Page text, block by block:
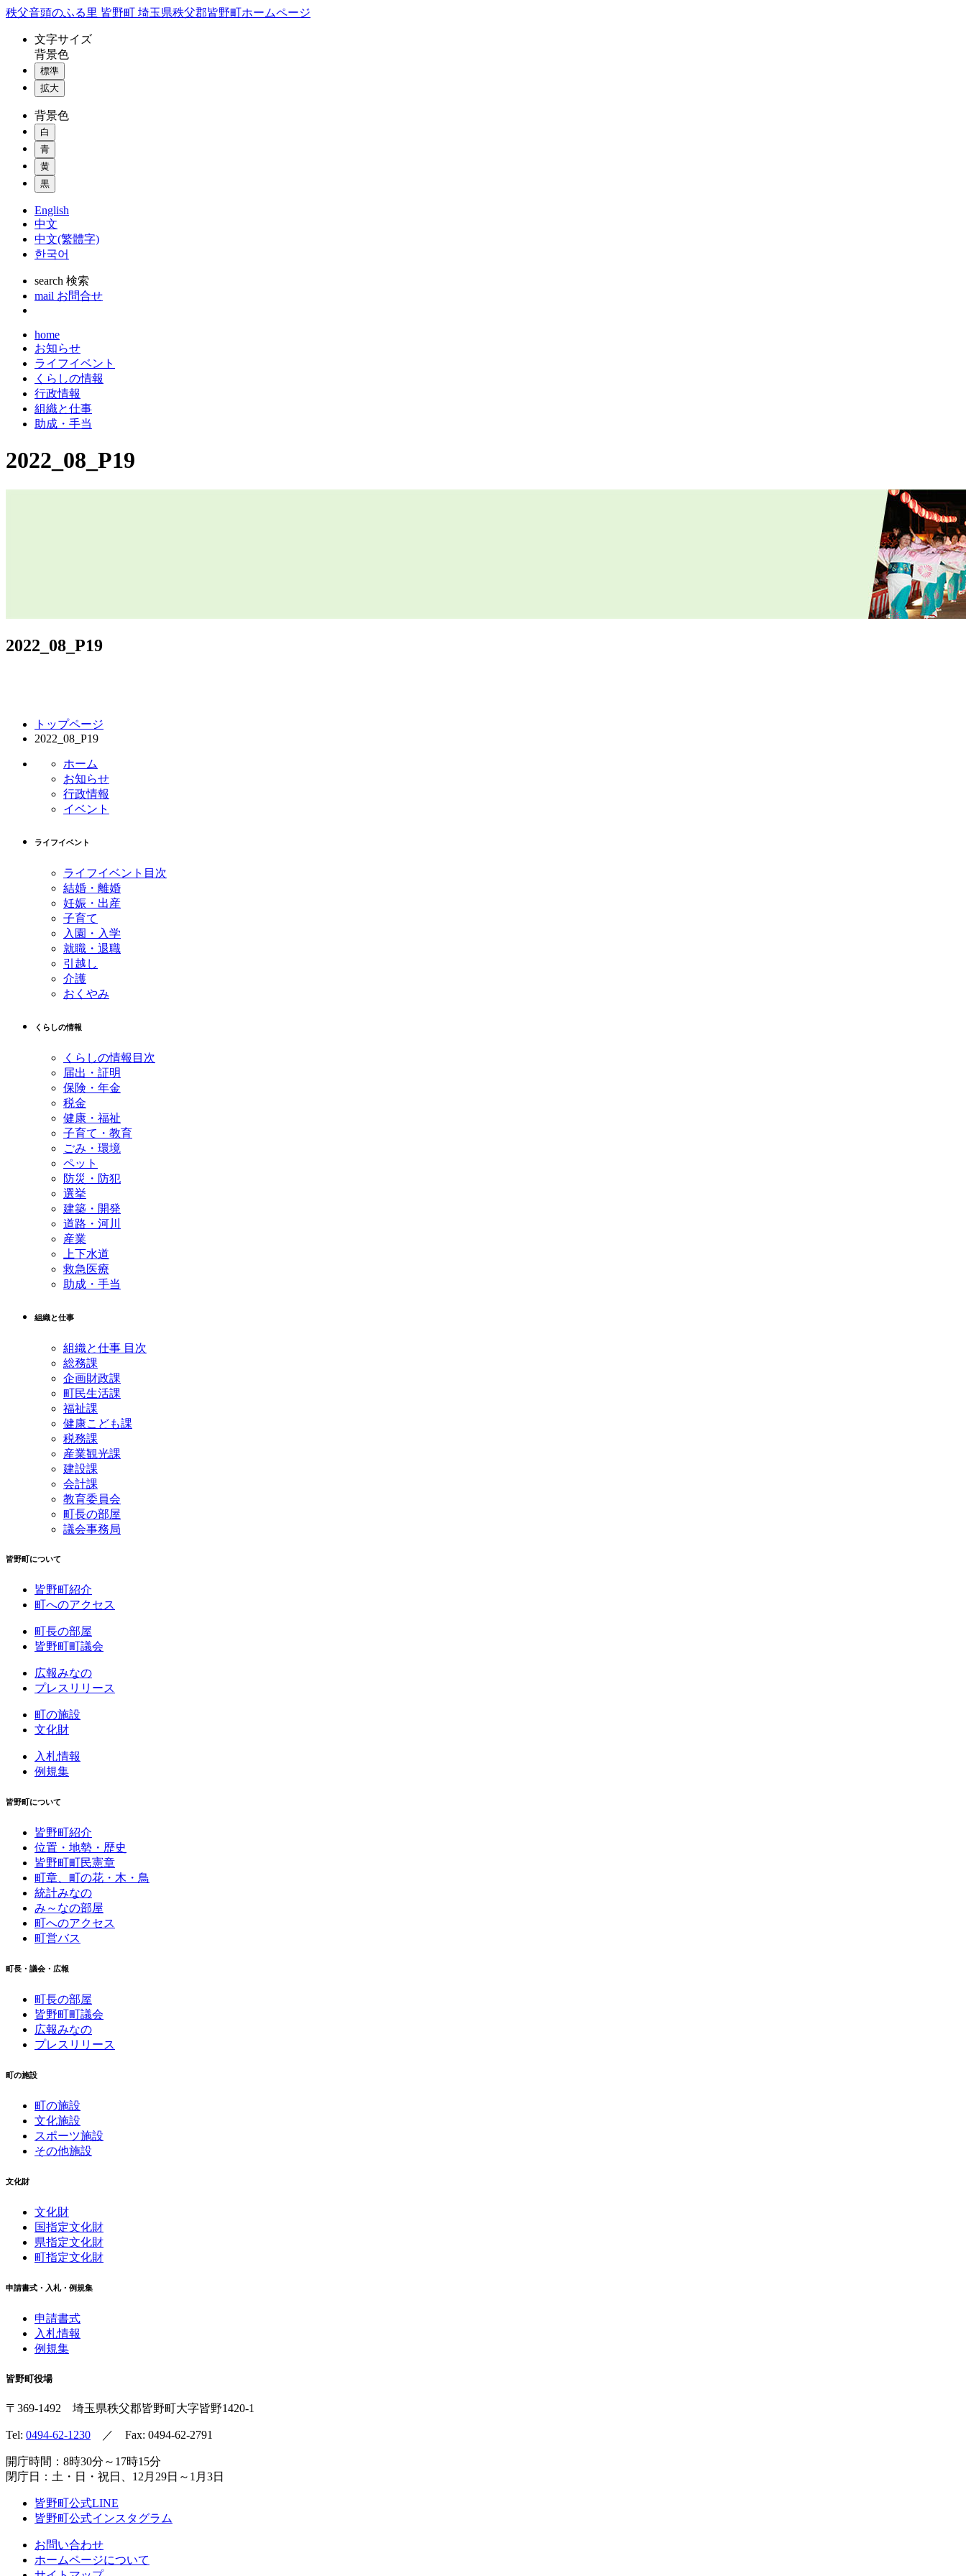
コ
秩父音頭のふる里 皆野町 埼玉県秩父郡皆野町ホームページ
文字サイズ
背景色
標準
拡大
背景色
白
青
黄
黒
English
中文
中文(繁體字)
한국어
search 検索
mail お問合せ
home
お知らせ
ライフイベント
くらしの情報
行政情報
組織と仕事
助成・手当
2022_08_P19
2022_08_P19
トップページ
2022_08_P19
ホーム
お知らせ
行政情報
イベント
ライフイベント
ライフイベント目次
結婚・離婚
妊娠・出産
子育て
入園・入学
就職・退職
引越し
介護
おくやみ
くらしの情報
くらしの情報目次
届出・証明
保険・年金
税金
健康・福祉
子育て・教育
ごみ・環境
ペット
防災・防犯
選挙
建築・開発
道路・河川
産業
上下水道
救急医療
助成・手当
組織と仕事
組織と仕事 目次
総務課
企画財政課
町民生活課
福祉課
健康こども課
税務課
産業観光課
建設課
会計課
教育委員会
町長の部屋
議会事務局
皆野町について
皆野町紹介
町へのアクセス
町長の部屋
皆野町町議会
広報みなの
プレスリリース
町の施設
文化財
入札情報
例規集
皆野町について
皆野町紹介
位置・地勢・歴史
皆野町町民憲章
町章、町の花・木・鳥
統計みなの
み～なの部屋
町へのアクセス
町営バス
町長・議会・広報
町長の部屋
皆野町町議会
広報みなの
プレスリリース
町の施設
町の施設
文化施設
スポーツ施設
その他施設
文化財
文化財
国指定文化財
県指定文化財
町指定文化財
申請書式・入札・例規集
申請書式
入札情報
例規集
皆野町役場
〒369-1492 埼玉県秩父郡皆野町 大字皆野1420-1
Tel: 0494-62-1230 ／ Fax: 0494-62-2791
開庁時間：8時30分～17時15分
閉庁日：土・日・祝日、12月29日～1月3日
皆野町公式LINE
皆野町公式インスタグラム
お問い合わせ
ホームページについて